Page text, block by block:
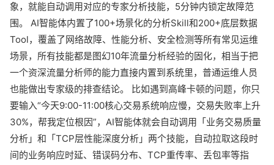
象，就能自动调用对应的专家分析技能，5分钟内锁定故障范
围。 AI智能体内置了100+场景化的分析Skill和200+底层数据
Tool，覆盖了网络故障、性能分析、安全检测等所有常见运维
场景，所有技能都是图幻10年流量分析经验的固化，相当于把
一个资深流量分析师的能力直接内置到系统里，普通运维人员
也能做出专家级的排查结论。 比如遇到高峰卡顿的问题，你只
要输入“今天9:00-11:00核心交易系统响应慢，交易失败率上升
30%，帮我定位根因”，AI智能体就会自动调用「业务交易质量
分析」和「TCP层性能深度分析」两个技能，自动拉取这段时
间的业务响应时延、错误码分布、TCP重传率、丢包率等指